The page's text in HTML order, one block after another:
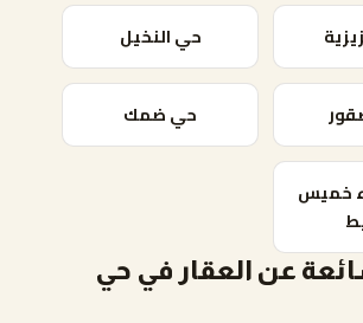
حي النخيل
حي ضمك
خميس
عن العقار في حي